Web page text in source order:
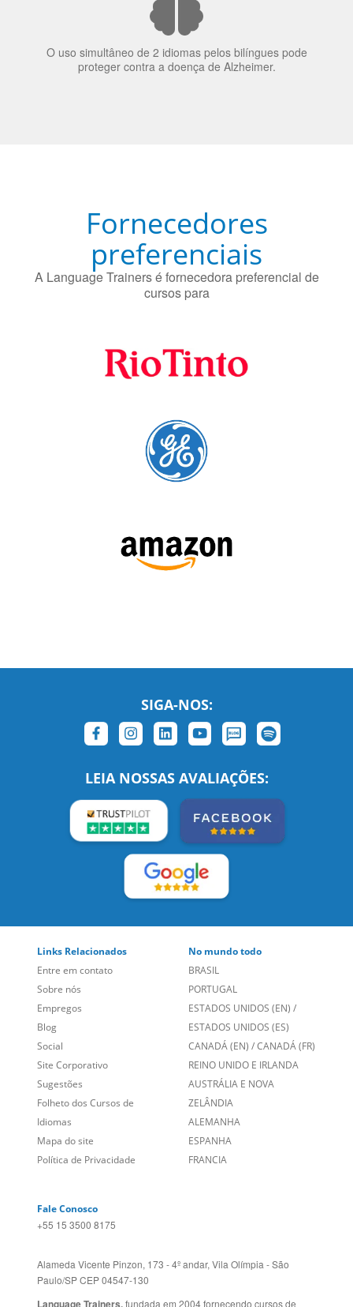
O uso simultâneo de 2 idiomas pelos bilíngues pode
proteger contra a doença de Alzheimer.
Fornecedores
preferenciais
A Language Trainers é fornecedora preferencial de
cursos para
SIGA-NOS:
LEIA NOSSAS AVALIAÇÕES:
Links Relacionados
Entre em contato
Sobre nós
Empregos
Blog
Social
Site Corporativo
Sugestões
Folheto dos Cursos de
Idiomas
Mapa do site
Política de Privacidade
No mundo todo
BRASIL
PORTUGAL
ESTADOS UNIDOS (EN) /
ESTADOS UNIDOS (ES)
CANADÁ (EN) /CANADÁ (FR)
REINO UNIDO E IRLANDA
AUSTRÁLIA E NOVA
ZELÂNDIA
ALEMANHA
ESPANHA
FRANCIA
Fale Conosco
+55 15 3500 8175
Alameda Vicente Pinzon, 173 - 4º andar, Vila Olímpia - São
Paulo/SP CEP 04547-130
Language Trainers,fundada em 2004 fornecendo cursos de